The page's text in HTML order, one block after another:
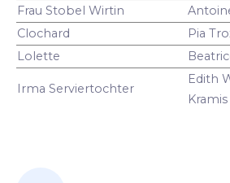
Frau Stobel Wirtin
Clochard
Pia
Lolette
Irma Serviertochter
Edith
Kramis